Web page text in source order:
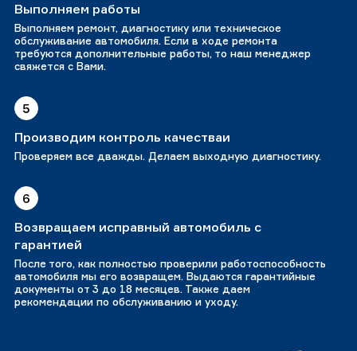
Выполняем работы
Выполняем ремонт, диагностику или техническое
обслуживание автомобиля. Если в ходе ремонта
требуются дополнительные работы, то наш менеджер
свяжется с Вами.
5
Производим контроль качестваи
Проверяем все дважды. Делаем выходную диагностику.
6
Возвращаем исправный автомобиль с
гарантией
После того, как полностью проверили работоспособность
автомобиля мы его возвращем. Выдаются гарантийные
документы от 3 до 18 месяцев. Также даем
рекомендации по обслуживанию и уходу.